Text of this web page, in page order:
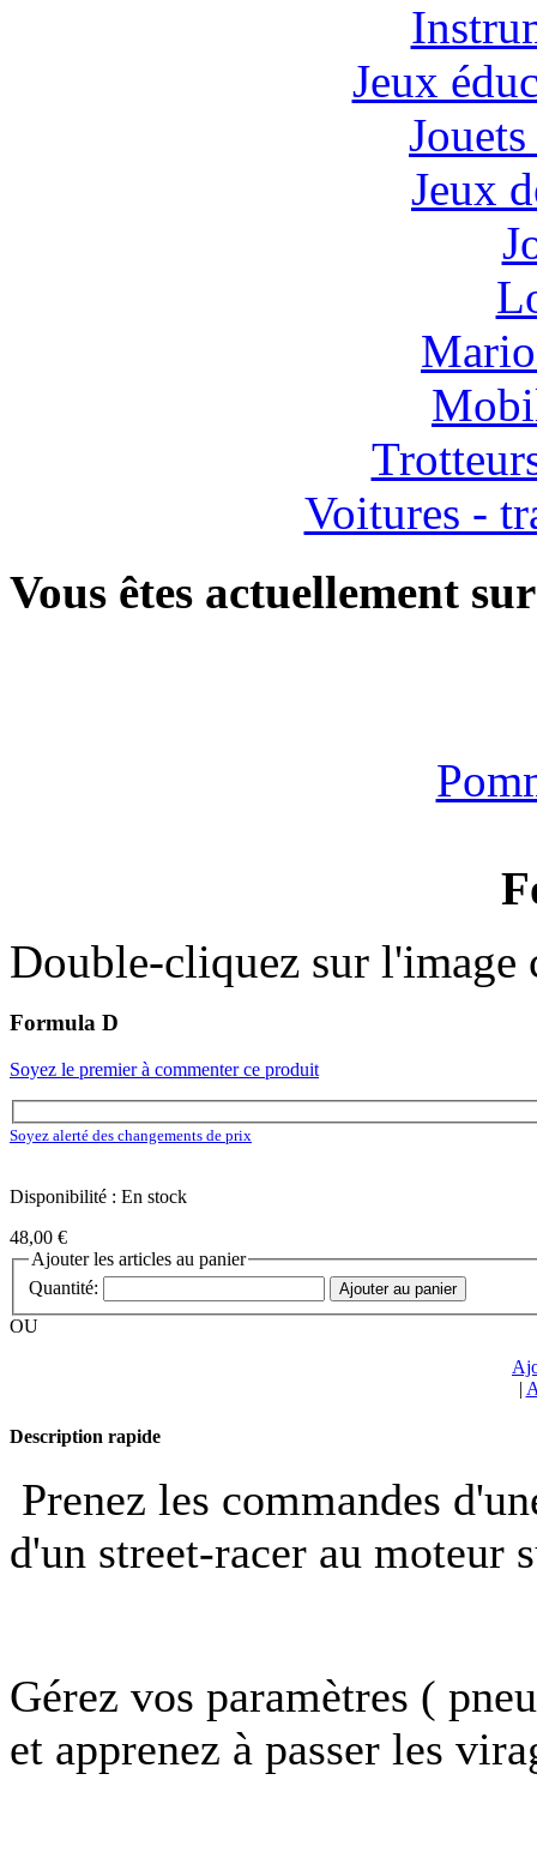
Jeux
Jeux
Voitures -
Vous êtes actuellement
Double-cliquez sur l'image
Formula D
Soyez le premier à commenter ce produit
Soyez alerté des changements de prix
Disponibilité : En stock
48,00 €
Ajouter les articles au panier
Quantité:
Ajouter au panier
OU
|
Description rapide
Prenez les commandes
d'un street-racer au moteur
Gérez vos paramètres (
et apprenez à passer les